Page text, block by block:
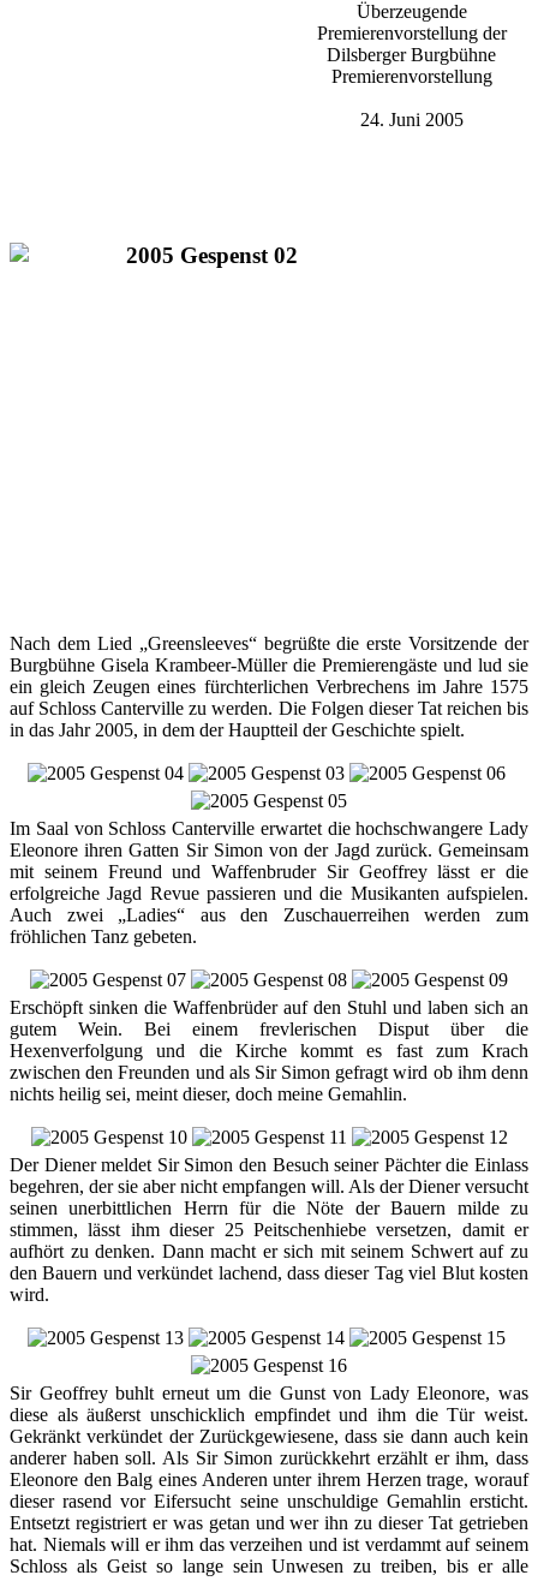
Überzeugende
Premierenvorstellung der
Dilsberger Burgbühne
Premierenvorstellung
24. Juni 2005
Nach dem Lied „Greensleeves“ begrüßte die erste Vorsitzende der
Burgbühne Gisela Krambeer-Müller die Premierengäste und lud sie
ein gleich Zeugen eines fürchterlichen Verbrechens im Jahre 1575
auf Schloss Canterville zu werden. Die Folgen dieser Tat reichen bis
in das Jahr 2005, in dem der Hauptteil der Geschichte spielt.
Im Saal von Schloss Canterville erwartet die hochschwangere Lady
Eleonore ihren Gatten Sir Simon von der Jagd zurück. Gemeinsam
mit seinem Freund und Waffenbruder Sir Geoffrey lässt er die
erfolgreiche Jagd Revue passieren und die Musikanten aufspielen.
Auch zwei „Ladies“ aus den Zuschauerreihen werden zum
fröhlichen Tanz gebeten.
Erschöpft sinken die Waffenbrüder auf den Stuhl und laben sich an
gutem Wein. Bei einem frevlerischen Disput über die
Hexenverfolgung und die Kirche kommt es fast zum Krach
zwischen den Freunden und als Sir Simon gefragt wird ob ihm denn
nichts heilig sei, meint dieser, doch meine Gemahlin.
Der Diener meldet Sir Simon den Besuch seiner Pächter die Einlass
begehren, der sie aber nicht empfangen will. Als der Diener versucht
seinen unerbittlichen Herrn für die Nöte der Bauern milde zu
stimmen, lässt ihm dieser 25 Peitschenhiebe versetzen, damit er
aufhört zu denken. Dann macht er sich mit seinem Schwert auf zu
den Bauern und verkündet lachend, dass dieser Tag viel Blut kosten
wird.
Sir Geoffrey buhlt erneut um die Gunst von Lady Eleonore, was
diese als äußerst unschicklich empfindet und ihm die Tür weist.
Gekränkt verkündet der Zurückgewiesene, dass sie dann auch kein
anderer haben soll. Als Sir Simon zurückkehrt erzählt er ihm, dass
Eleonore den Balg eines Anderen unter ihrem Herzen trage, worauf
dieser rasend vor Eifersucht seine unschuldige Gemahlin ersticht.
Entsetzt registriert er was getan und wer ihn zu dieser Tat getrieben
hat. Niemals will er ihm das verzeihen und ist verdammt auf seinem
Schloss als Geist so lange sein Unwesen zu treiben, bis er alle